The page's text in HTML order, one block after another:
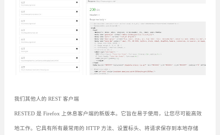
我们其他人的 REST 客户端
RESTED 是 Firefox 上休息客户端的新版本。它旨在易于使用，让您尽可能高效
地工作。它具有所有最常用的 HTTP 方法、设置标头、将请求保存到本地存储